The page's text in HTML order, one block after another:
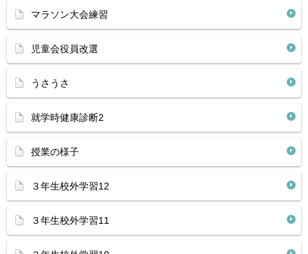
マラソン大会練習
児童会役員改選
うさうさ
就学時健康診断2
授業の様子
３年生校外学習12
３年生校外学習11